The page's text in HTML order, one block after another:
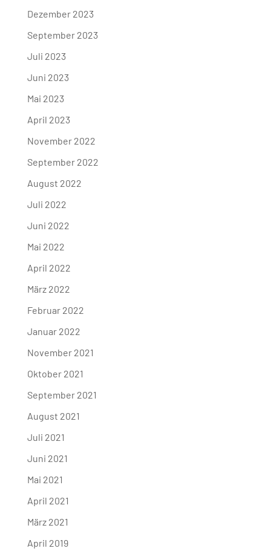
Dezember 2023
September 2023
Juli 2023
Juni 2023
Mai 2023
April 2023
November 2022
September 2022
August 2022
Juli 2022
Juni 2022
Mai 2022
April 2022
März 2022
Februar 2022
Januar 2022
November 2021
Oktober 2021
September 2021
August 2021
Juli 2021
Juni 2021
Mai 2021
April 2021
März 2021
April 2019